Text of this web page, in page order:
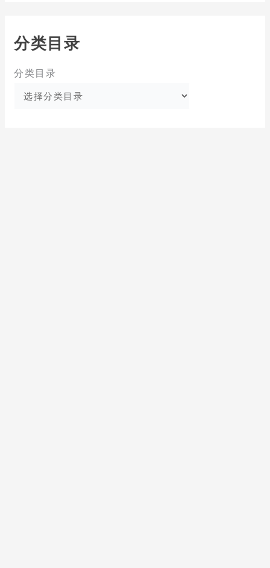
分类目录
分类目录